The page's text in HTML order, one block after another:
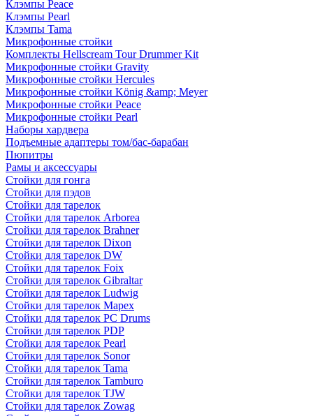
Клэмпы Peace
Клэмпы Pearl
Клэмпы Tama
Микрофонные стойки
Комплекты Hellscream Tour Drummer Kit
Микрофонные стойки Gravity
Микрофонные стойки Hercules
Микрофонные стойки König &amp; Meyer
Микрофонные стойки Peace
Микрофонные стойки Pearl
Наборы хардвера
Подъемные адаптеры том/бас-барабан
Пюпитры
Рамы и аксессуары
Стойки для гонга
Стойки для пэдов
Стойки для тарелок
Стойки для тарелок Arborea
Стойки для тарелок Brahner
Стойки для тарелок Dixon
Стойки для тарелок DW
Стойки для тарелок Foix
Стойки для тарелок Gibraltar
Стойки для тарелок Ludwig
Стойки для тарелок Mapex
Стойки для тарелок PC Drums
Стойки для тарелок PDP
Стойки для тарелок Pearl
Стойки для тарелок Sonor
Стойки для тарелок Tama
Стойки для тарелок Tamburo
Стойки для тарелок TJW
Стойки для тарелок Zowag